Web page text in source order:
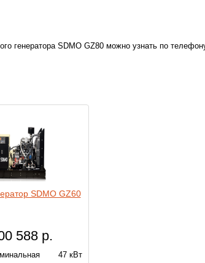
генератора SDMO GZ80 можно узнать по
SDMO GZ60
588 р.
47 кВт